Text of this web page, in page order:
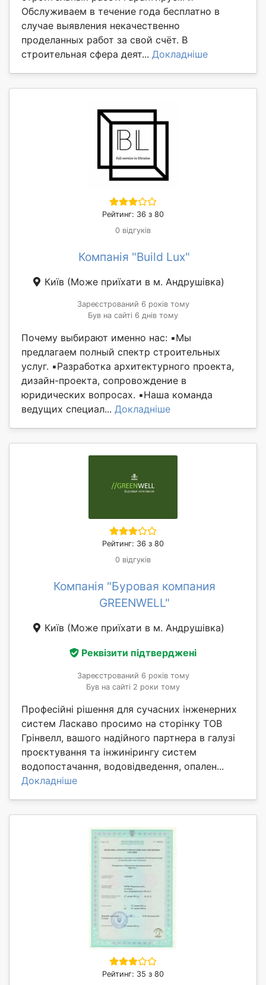
Обслуживаем в течение года бесплатно в
случае выявления некачественно
проделанных работ за свой счёт. В
строительная сфера деят... Докладніше
Рейтинг: 36 з 80
0 відгуків
Компанія "Build Lux"
Київ (Може приїхати в м. Андрушівка)
Зареєстрований 6 років тому
Був на сайті 6 днів тому
Почему выбирают именно нас: ▪️Мы
предлагаем полный спектр строительных
услуг. ▪️Разработка архитектурного проекта,
дизайн-проекта, сопровождение в
юридических вопросах. ▪️Наша команда
ведущих специал... Докладніше
Рейтинг: 36 з 80
0 відгуків
Компанія "Буровая компания
GREENWELL"
Київ (Може приїхати в м. Андрушівка)
Реквізити підтверджені
Зареєстрований 6 років тому
Був на сайті 2 роки тому
Професійні рішення для сучасних інженерних
систем Ласкаво просимо на сторінку ТОВ
Грінвелл, вашого надійного партнера в галузі
проєктування та інжинірингу систем
водопостачання, водовідведення, опален...
Докладніше
Рейтинг: 35 з 80